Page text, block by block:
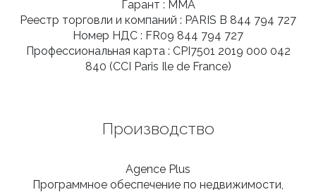
Гарант : MMA
Реестр торговли и компаний : PARIS B 844 794 727
Номер НДС : FR09 844 794 727
Профессиональная карта : CPI7501 2019 000 042
840 (CCI Paris Ile de France)
Производство
Agence Plus
Программное обеспечение по недвижимости,